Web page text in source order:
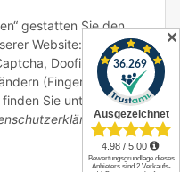
USt., zzgl.Versand
vorbehalten.
u. Bezeichnungen sind
Marken der jeweiligen
Verdeutlichung der
mit den Produkten
gestatten Sie den
Website: Technisch
Doofinder. Sie
(Fingerabdruck-
Sie unter
.
✕